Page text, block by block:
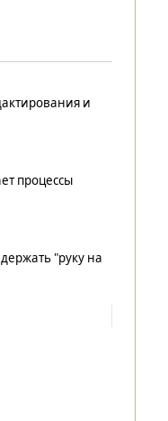
и
процессы
"руку на